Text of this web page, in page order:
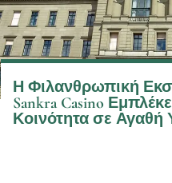
Η Φιλανθρωπική
Sankra Casino
Κοινότητα σε